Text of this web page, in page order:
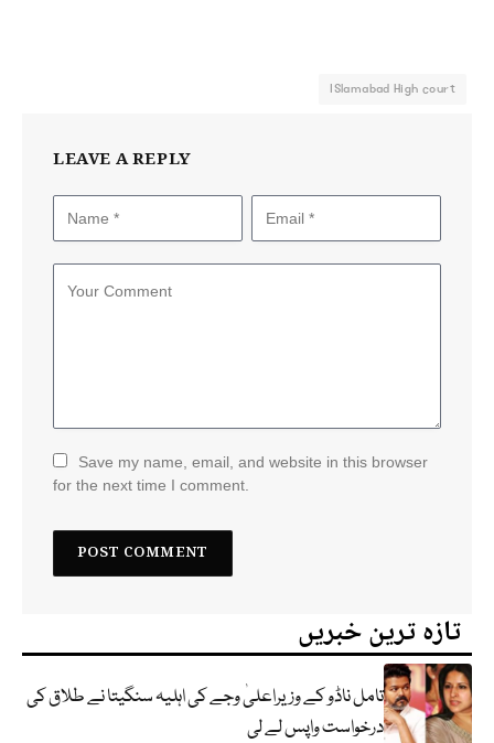
ISlamabad High court
LEAVE A REPLY
Save my name, email, and website in this browser
for the next time I comment.
تازہ ترین خبریں
تامل ناڈو کے وزیراعلیٰ وجے کی اہلیہ سنگیتا نے طلاق کی
درخواست واپس لے لی